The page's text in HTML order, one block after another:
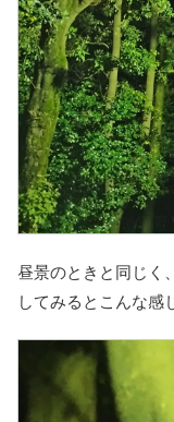
昼景のときと同じく、
してみるとこんな感